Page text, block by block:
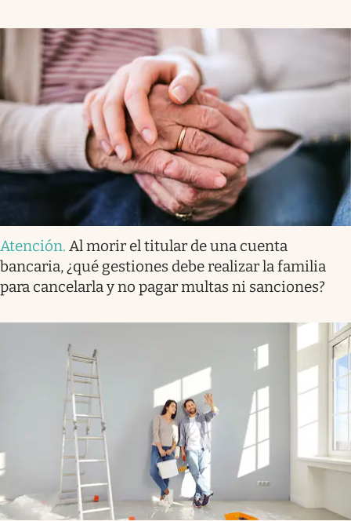
Atención. Al morir el titular de una cuenta
bancaria, ¿qué gestiones debe realizar la familia
para cancelarla y no pagar multas ni sanciones?